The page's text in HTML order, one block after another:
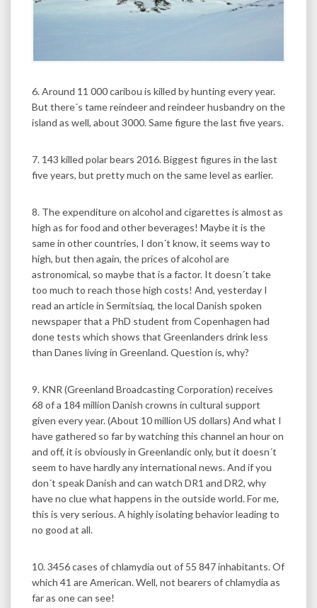
6. Around 11 000 caribou is killed by hunting every year.
But there´s tame reindeer and reindeer husbandry on the
island as well, about 3000. Same figure the last five years.
7. 143 killed polar bears 2016. Biggest figures in the last
five years, but pretty much on the same level as earlier.
8. The expenditure on alcohol and cigarettes is almost as
high as for food and other beverages! Maybe it is the
same in other countries, I don´t know, it seems way to
high, but then again, the prices of alcohol are
astronomical, so maybe that is a factor. It doesn´t take
too much to reach those high costs! And, yesterday I
read an article in Sermitsiaq, the local Danish spoken
newspaper that a PhD student from Copenhagen had
done tests which shows that Greenlanders drink less
than Danes living in Greenland. Question is, why?
9. KNR (Greenland Broadcasting Corporation) receives
68 of a 184 million Danish crowns in cultural support
given every year. (About 10 million US dollars) And what I
have gathered so far by watching this channel an hour on
and off, it is obviously in Greenlandic only, but it doesn´t
seem to have hardly any international news. And if you
don´t speak Danish and can watch DR1 and DR2, why
have no clue what happens in the outside world. For me,
this is very serious. A highly isolating behavior leading to
no good at all.
10. 3456 cases of chlamydia out of 55 847 inhabitants. Of
which 41 are American. Well, not bearers of chlamydia as
far as one can see!